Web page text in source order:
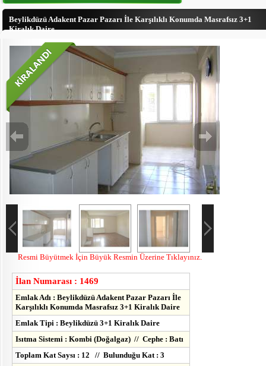
Beylikdüzü Adakent Pazar Pazarı İle Karşılıklı Konumda Masrafsız 3+1
Kiralık Daire
Resmi Büyütmek İçin Büyük Resmin Üzerine Tıklayınız.
İlan Numarası : 1469
Emlak Adı : Beylikdüzü Adakent Pazar Pazarı İle
Karşılıklı Konumda Masrafsız 3+1 Kiralık Daire
Emlak Tipi : Beylikdüzü 3+1 Kiralık Daire
Isıtma Sistemi : Kombi (Doğalgaz) // Cephe : Batı
Toplam Kat Saysı : 12 // Bulunduğu Kat : 3